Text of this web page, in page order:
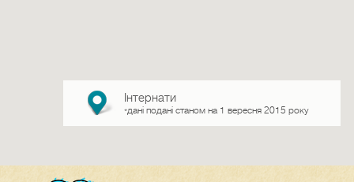
Інтернати
*дані подані станом на 1 вересня 2015 року